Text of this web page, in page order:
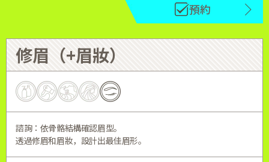
預約
修眉（+眉妝）
諮詢：依骨骼結構確認眉型。
透過修眉和眉妝，設計出最佳眉形。